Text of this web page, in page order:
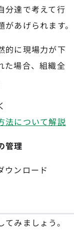
分達で考えて行
あげられます。
的に現場力が下
た場合、組織全
法について解説
管理
ウンロード
みましょう。